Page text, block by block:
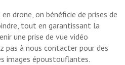
drone, on bénéficie de prises de
tout en garantissant la
une prise de vue vidéo
pas à nous contacter pour des
images époustouflantes.